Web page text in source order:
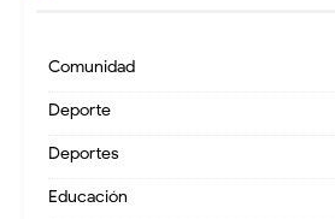
Comunidad
Deporte
Deportes
Educación